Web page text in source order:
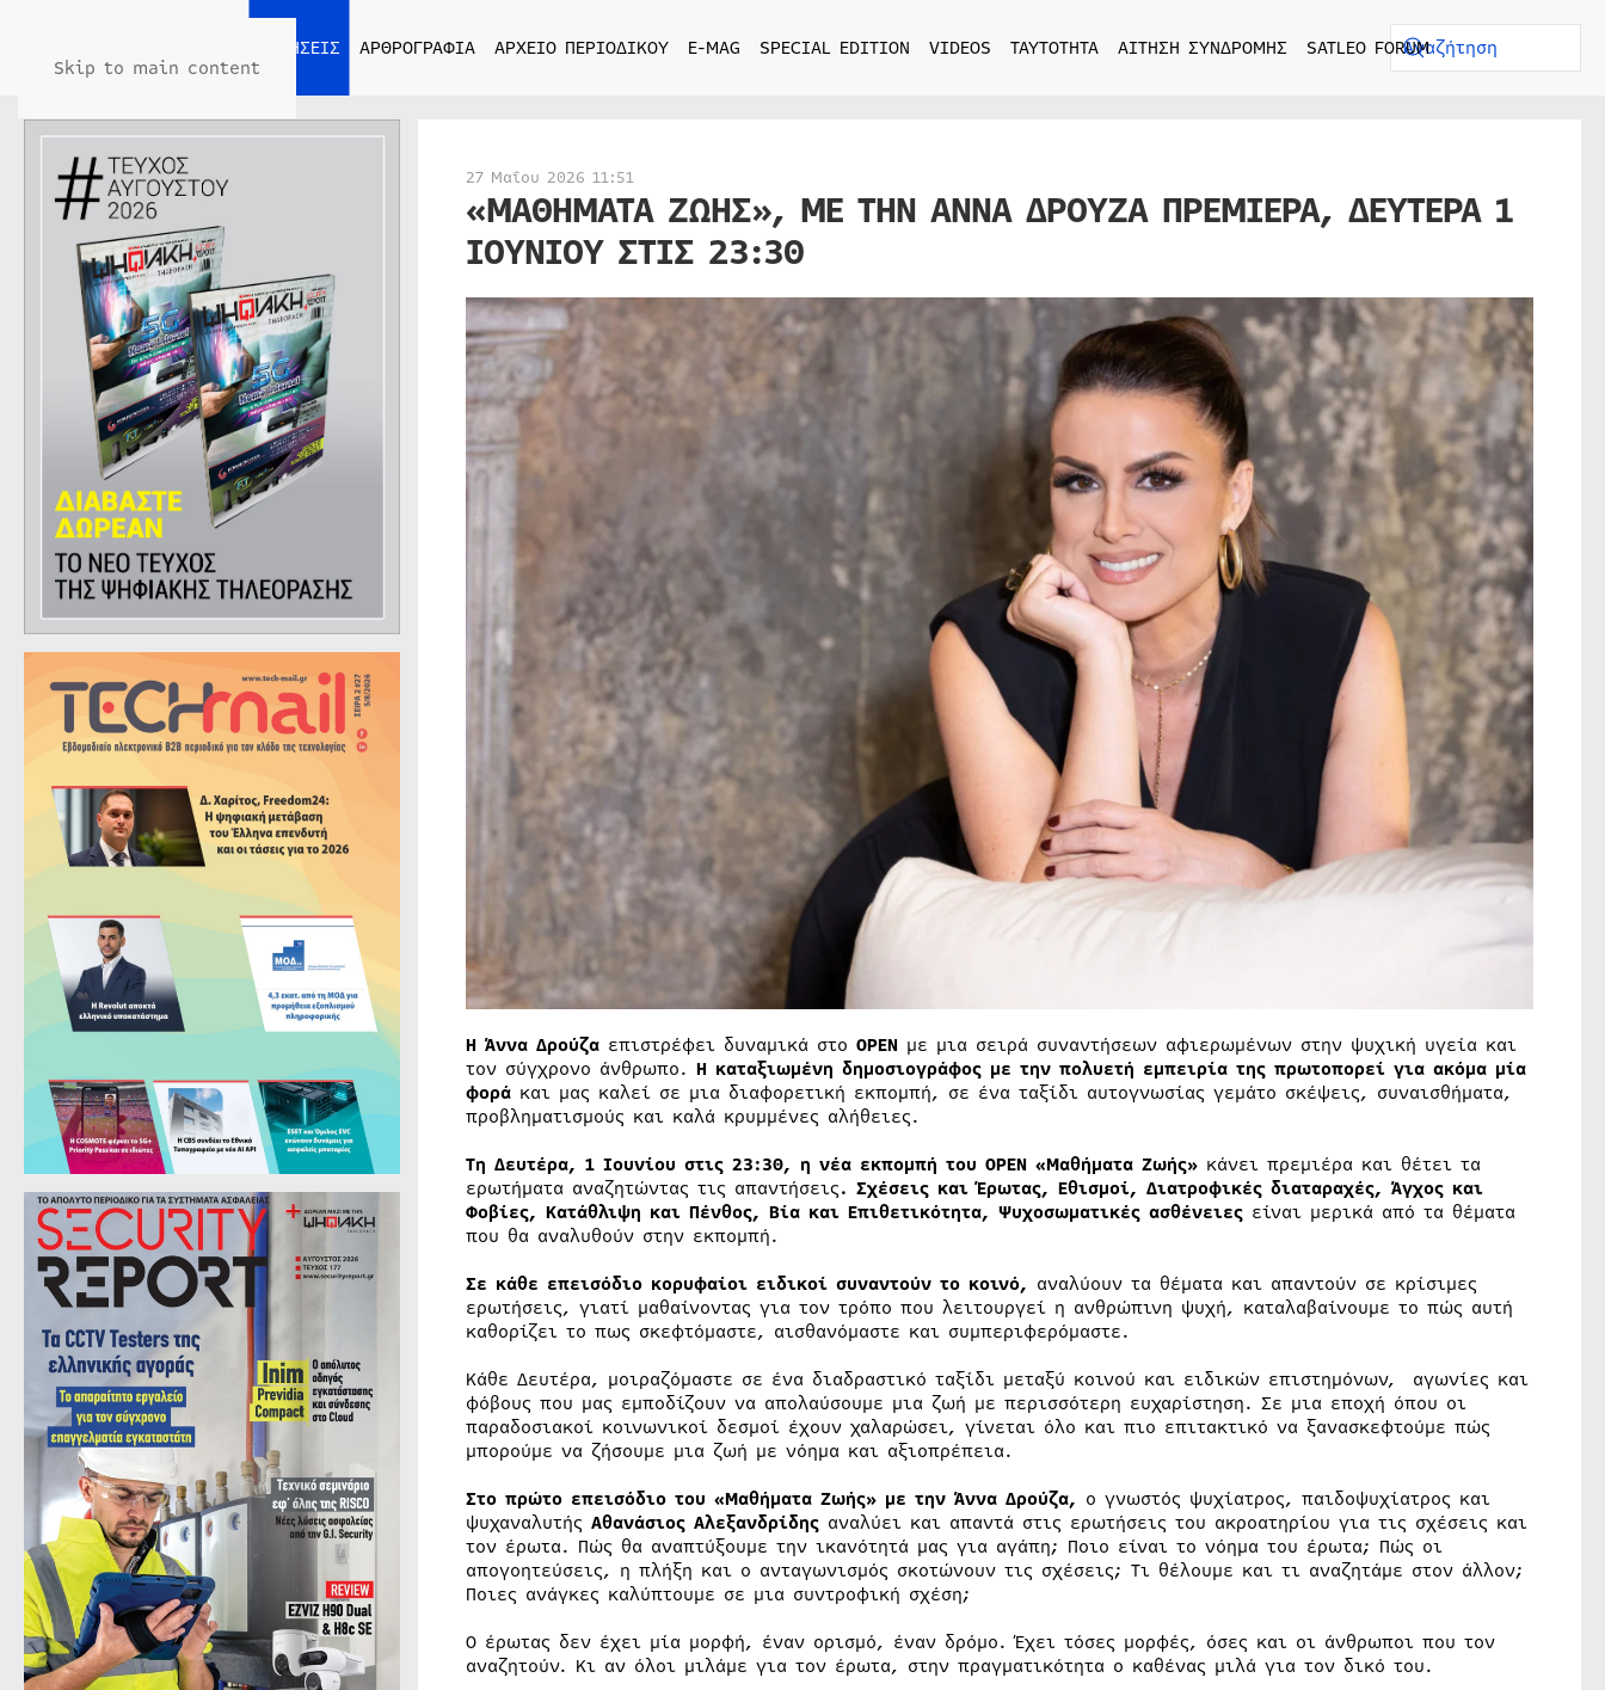
Skip to main content
ΕΙΔΗΣΕΙΣ ΑΡΘΡΟΓΡΑΦΙΑ ΑΡΧΕΙΟ ΠΕΡΙΟΔΙΚΟΥ E-MAG SPECIAL EDITION VIDEOS ΤΑΥΤΟΤΗΤΑ ΑΙΤΗΣΗ ΣΥΝΔΡΟΜΗΣ SATLEO FORUM
27 Μαΐου 2026 11:51
«ΜΑΘΗΜΑΤΑ ΖΩΗΣ», ΜΕ ΤΗΝ ΑΝΝΑ ΔΡΟΥΖΑ ΠΡΕΜΙΕΡΑ, ΔΕΥΤΕΡΑ 1
ΙΟΥΝΙΟΥ ΣΤΙΣ 23:30
Η Άννα Δρούζαεπιστρέφει δυναμικά στο OPEN με μια σειρά συναντήσεων αφιερωμένων στην ψυχική υγεία και
τον σύγχρονο άνθρωπο. Η καταξιωμένη δημοσιογράφος με την πολυετή εμπειρία της πρωτοπορεί για ακόμα μία
φοράκαι μας καλεί σε μια διαφορετική εκπομπή, σε ένα ταξίδι αυτογνωσίας γεμάτο σκέψεις, συναισθήματα,
προβληματισμούς και καλά κρυμμένες αλήθειες.
Τη Δευτέρα, 1 Ιουνίου στις 23:30, η νέα εκπομπή του OPEN «Μαθήματα Ζωής» κάνει πρεμιέρα και θέτει τα
ερωτήματα αναζητώντας τις απαντήσεις. Σχέσεις και Έρωτας, Εθισμοί, Διατροφικές διαταραχές, Άγχος και
Φοβίες, Κατάθλιψη και Πένθος, Βία και Επιθετικότητα, Ψυχοσωματικές ασθένειεςείναι μερικά από τα θέματα
που θα αναλυθούν στην εκπομπή.
Σε κάθε επεισόδιο κορυφαίοι ειδικοί συναντούν το κοινό, αναλύουν τα θέματα και απαντούν σε κρίσιμες
ερωτήσεις, γιατί μαθαίνοντας για τον τρόπο που λειτουργεί η ανθρώπινη ψυχή, καταλαβαίνουμε το πώς αυτή
καθορίζει το πως σκεφτόμαστε, αισθανόμαστε και συμπεριφερόμαστε.
Κάθε Δευτέρα, μοιραζόμαστε σε ένα διαδραστικό ταξίδι μεταξύ κοινού και ειδικών επιστημόνων, αγωνίες και
φόβους που μας εμποδίζουν να απολαύσουμε μια ζωή με περισσότερη ευχαρίστηση. Σε μια εποχή όπου οι
παραδοσιακοί κοινωνικοί δεσμοί έχουν χαλαρώσει, γίνεται όλο και πιο επιτακτικό να ξανασκεφτούμε πώς
μπορούμε να ζήσουμε μια ζωή με νόημα και αξιοπρέπεια.
Στο πρώτο επεισόδιο του «Μαθήματα Ζωής» με την Άννα Δρούζα, ο γνωστός ψυχίατρος, παιδοψυχίατρος και
ψυχαναλυτής Αθανάσιος Αλεξανδρίδηςαναλύει και απαντά στις ερωτήσεις του ακροατηρίου για τις σχέσεις και
τον έρωτα. Πώς θα αναπτύξουμε την ικανότητά μας για αγάπη; Ποιο είναι το νόημα του έρωτα; Πώς οι
απογοητεύσεις, η πλήξη και ο ανταγωνισμός σκοτώνουν τις σχέσεις; Τι θέλουμε και τι αναζητάμε στον άλλον;
Ποιες ανάγκες καλύπτουμε σε μια συντροφική σχέση;
Ο έρωτας δεν έχει μία μορφή, έναν ορισμό, έναν δρόμο. Έχει τόσες μορφές, όσες και οι άνθρωποι που τον
αναζητούν. Κι αν όλοι μιλάμε για τον έρωτα, στην πραγματικότητα ο καθένας μιλά για τον δικό του.